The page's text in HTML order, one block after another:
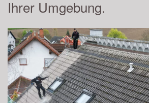
Ihrer Umgebung.